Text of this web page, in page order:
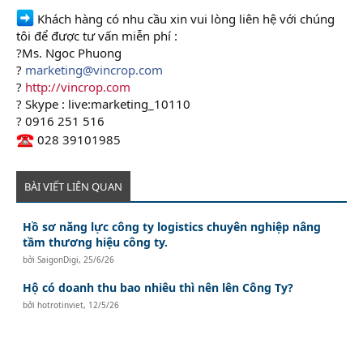
Khách hàng có nhu cầu xin vui lòng liên hệ với chúng
tôi để được tư vấn miễn phí :
?Ms. Ngoc Phuong
? marketing@vincrop.com
? http://vincrop.com
? Skype : live:marketing_10110
? 0916 251 516
028 39101985
BÀI VIẾT LIÊN QUAN
Hồ sơ năng lực công ty logistics chuyên nghiệp nâng
tầm thương hiệu công ty.
bởiSaigonDigi, 25/6/26
Hộ có doanh thu bao nhiêu thì nên lên Công Ty?
bởihotrotinviet, 12/5/26